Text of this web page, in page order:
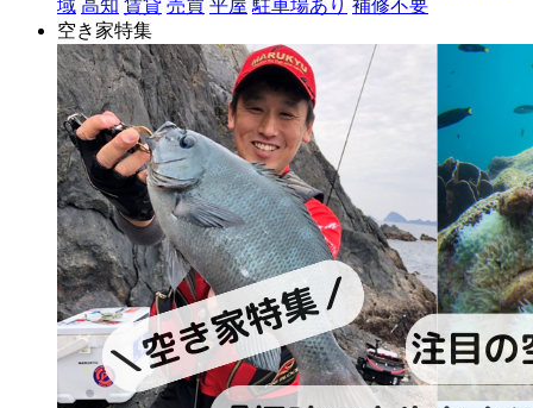
域 高知 賃貸 売買 平屋 駐車場あり 補修不要
空き家特集